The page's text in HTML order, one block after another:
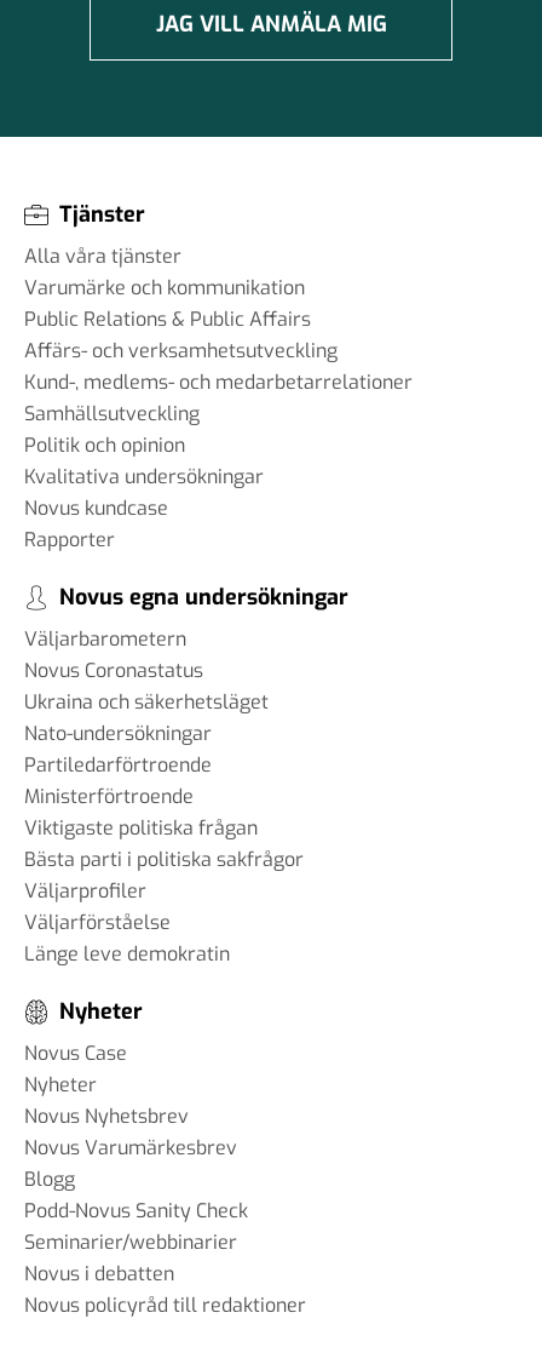
JAG VILL ANMÄLA MIG
Tjänster
Alla våra tjänster
Varumärke och kommunikation
Public Relations & Public Affairs
Affärs- och verksamhetsutveckling
Kund-, medlems- och medarbetarrelationer
Samhällsutveckling
Politik och opinion
Kvalitativa undersökningar
Novus kundcase
Rapporter
Novus egna undersökningar
Väljarbarometern
Novus Coronastatus
Ukraina och säkerhetsläget
Nato-undersökningar
Partiledarförtroende
Ministerförtroende
Viktigaste politiska frågan
Bästa parti i politiska sakfrågor
Väljarprofiler
Väljarförståelse
Länge leve demokratin
Nyheter
Novus Case
Nyheter
Novus Nyhetsbrev
Novus Varumärkesbrev
Blogg
Podd-Novus Sanity Check
Seminarier/webbinarier
Novus i debatten
Novus policyråd till redaktioner